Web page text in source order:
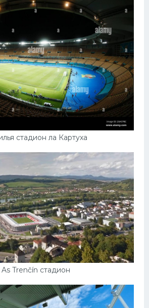
стадион ла Картуха
As Trenčín стадион